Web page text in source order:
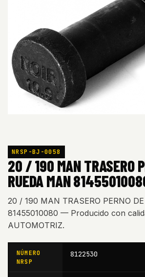
NRSP-BJ-0058
20 / 190 MAN TRASERO
RUEDA MAN
20 / 190 MAN TRASERO PERNO
81455010080 — Producido con
AUTOMOTRIZ.
NÚMERO
NRSP
8122530